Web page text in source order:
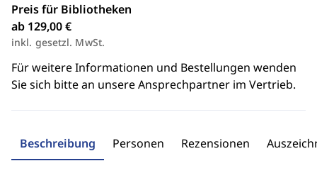
Preis für Bibliotheken
ab 129,00 €
inkl. gesetzl. MwSt.
Für weitere Informationen und Bestellungen wenden
Sie sich bitte an unsere Ansprechpartner im Vertrieb.
Beschreibung Personen Rezensionen